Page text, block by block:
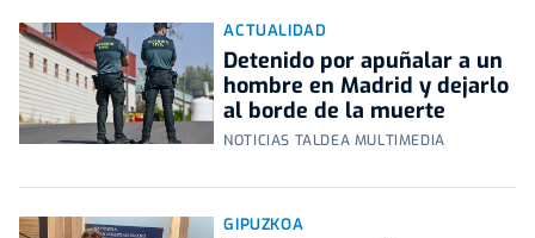
ACTUALIDAD
Detenido por apuñalar a un
hombre en Madrid y dejarlo
al borde de la muerte
NOTICIAS TALDEA MULTIMEDIA
GIPUZKOA